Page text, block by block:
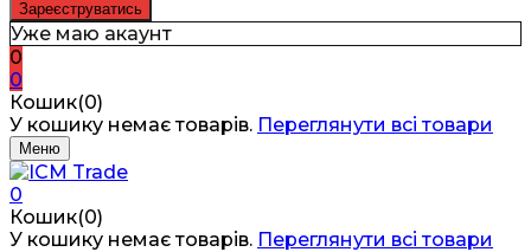
Уже маю акаунт
0
0
Кошик(0)
У кошику немає товарів. Переглянути всі товари
Меню
0
Кошик(0)
У кошику немає товарів. Переглянути всі товари